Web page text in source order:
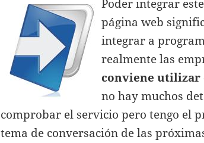
Poder integrar
página web
integrar a
realmente las
conviene utilizar
no hay muchos
comprobar el servicio pero tengo el
tema de conversación de las